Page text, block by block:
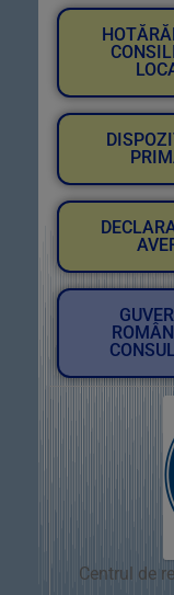
Centrul de